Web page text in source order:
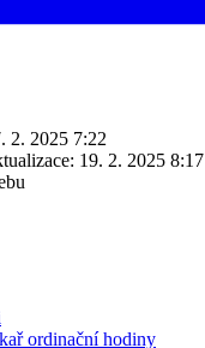
2. 2025 7:22
19. 2. 2025 8:17
ordinační hodiny